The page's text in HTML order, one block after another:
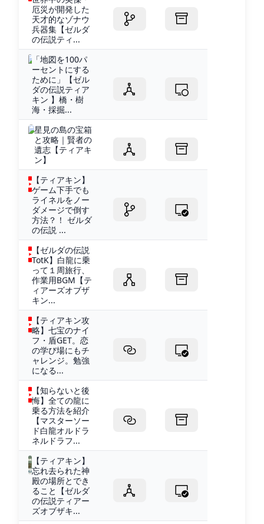
厄災が開発した
天才的なゾナウ
兵器集【ゼルダ
の伝説ティ...
「地図を100パ
ーセントにする
ために」【ゼル
ダの伝説ティア
キン 】橋・樹
海・採掘...
星見の島の宝箱
と攻略｜賢者の
遺志【ティアキ
ン】
【ティアキン】
ゲーム下手でも
ライネルをノー
ダメージで倒す
方法？！ ゼルダ
の伝説 ...
【ゼルダの伝説
TotK】白龍に乗
って１周旅行、
作業用BGM【テ
ィアーズオブザ
キン...
【ティアキン攻
略】七宝のナイ
フ・盾GET。恋
の学び場にもチ
ャレンジ。勉強
になる...
【知らないと後
悔】全ての龍に
乗る方法を紹介
【マスターソー
ド白龍オルドラ
ネルドラフ...
【ティアキン】
忘れ去られた神
殿の場所とでき
ること【ゼルダ
の伝説ティアー
ズオブザキ...